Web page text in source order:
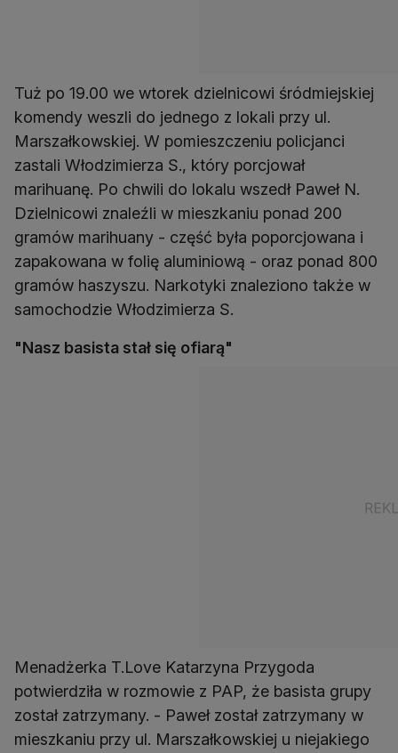
Tuż po 19.00 we wtorek dzielnicowi śródmiejskiej
komendy weszli do jednego z lokali przy ul.
Marszałkowskiej. W pomieszczeniu policjanci
zastali Włodzimierza S., który porcjował
marihuanę. Po chwili do lokalu wszedł Paweł N.
Dzielnicowi znaleźli w mieszkaniu ponad 200
gramów marihuany - część była poporcjowana i
zapakowana w folię aluminiową - oraz ponad 800
gramów haszyszu. Narkotyki znaleziono także w
samochodzie Włodzimierza S.
"Nasz basista stał się ofiarą"
Menadżerka T.Love Katarzyna Przygoda
potwierdziła w rozmowie z PAP, że basista grupy
został zatrzymany. - Paweł został zatrzymany w
mieszkaniu przy ul. Marszałkowskiej u niejakiego